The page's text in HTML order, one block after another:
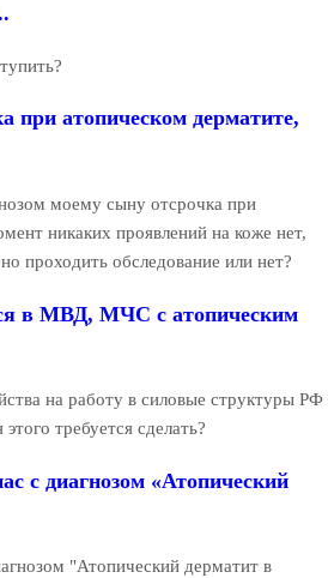
при атопическом дерматите,
моему сыну отсрочка при
никаких проявлений на коже нет,
проходить обследование или нет?
в МВД, МЧС с атопическим
на работу в силовые структуры РФ
требуется сделать?
с диагнозом «Атопический
"Атопический дерматит в